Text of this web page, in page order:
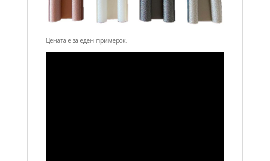
Цената е за еден примерок.